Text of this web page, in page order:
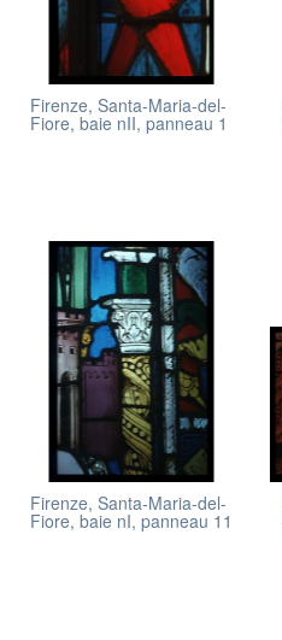
Firenze, Santa-Maria-del-
Fiore, baie nII, panneau 1
Firenze, Santa-Maria-del-
Fiore, baie nI, panneau 11